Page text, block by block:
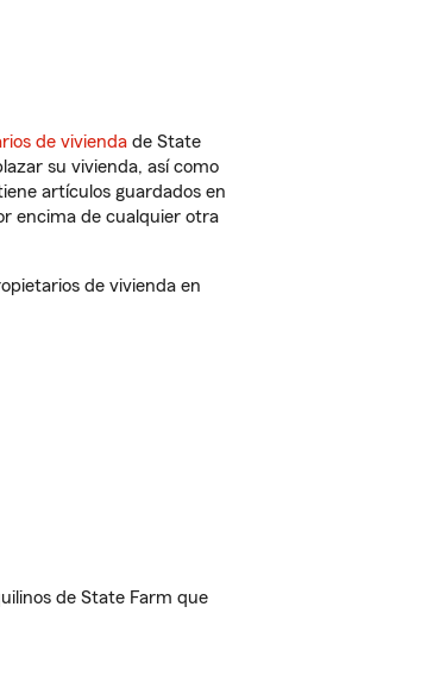
de vivienda de State
su vivienda, así como
artículos guardados en
encima de cualquier otra
de vivienda en
de State Farm que